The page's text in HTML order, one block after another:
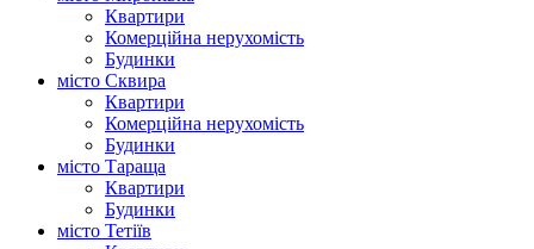
Квартири
Комерційна нерухомість
Будинки
місто Сквира
Квартири
Комерційна нерухомість
Будинки
місто Тараща
Квартири
Будинки
місто Тетіїв